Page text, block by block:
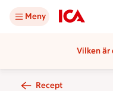
Meny
Vilken är
Recept